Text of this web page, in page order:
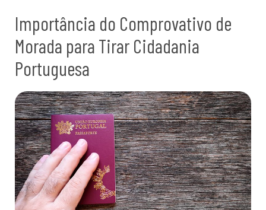
Importância do Comprovativo de
Morada para Tirar Cidadania
Portuguesa